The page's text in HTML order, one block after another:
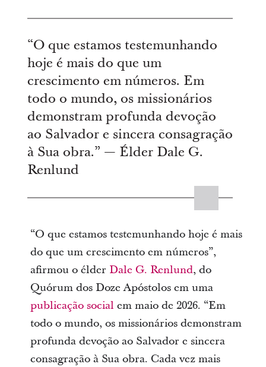
“O que estamos testemunhando
hoje é mais do que um
crescimento em números. Em
todo o mundo, os missionários
demonstram profunda devoção
ao Salvador e sincera consagração
à Sua obra.” — Élder Dale G.
Renlund
“O que estamos testemunhando hoje é mais
do que um crescimento em números”,
afirmou o élder Dale G. Renlund, do
Quórum dos Doze Apóstolos em uma
publicação social em maio de 2026. “Em
todo o mundo, os missionários demonstram
profunda devoção ao Salvador e sincera
consagração à Sua obra. Cada vez mais